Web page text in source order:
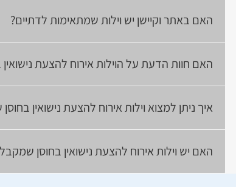
האם באתר וקיישן יש וילות שמתאימות לדתיים?
האם חוות הדעת על הוילות אירוח להצעת
איך ניתן למצוא וילות אירוח להצעת נישואין
האם יש וילות אירוח להצעת נישואין בחוסן